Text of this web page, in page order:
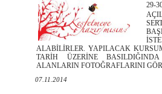
29-
ALABİLİRLER. YAPILACAK
TARİH ÜZERİNE
ALANLARIN FOTOĞRAFLARINI
07.11.2014